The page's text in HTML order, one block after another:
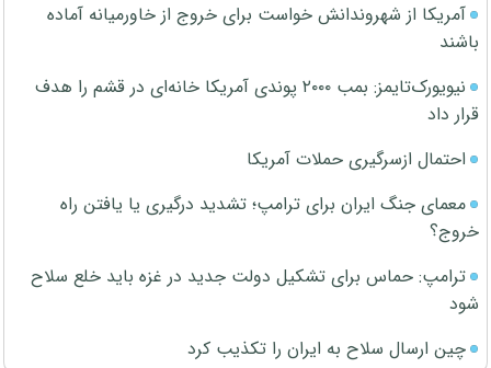
آمریکا از شهروندانش خواست برای خروج از خاورمیانه آماده
باشند
نیویورک‌تایمز: بمب ۲۰۰۰ پوندی آمریکا خانه‌ای در قشم را هدف
قرار داد
احتمال ازسرگیری حملات آمریکا
معمای جنگ ایران برای ترامپ؛ تشدید درگیری یا یافتن راه
خروج؟
ترامپ: حماس برای تشکیل دولت جدید در غزه باید خلع سلاح
شود
چین ارسال سلاح به ایران را تکذیب کرد